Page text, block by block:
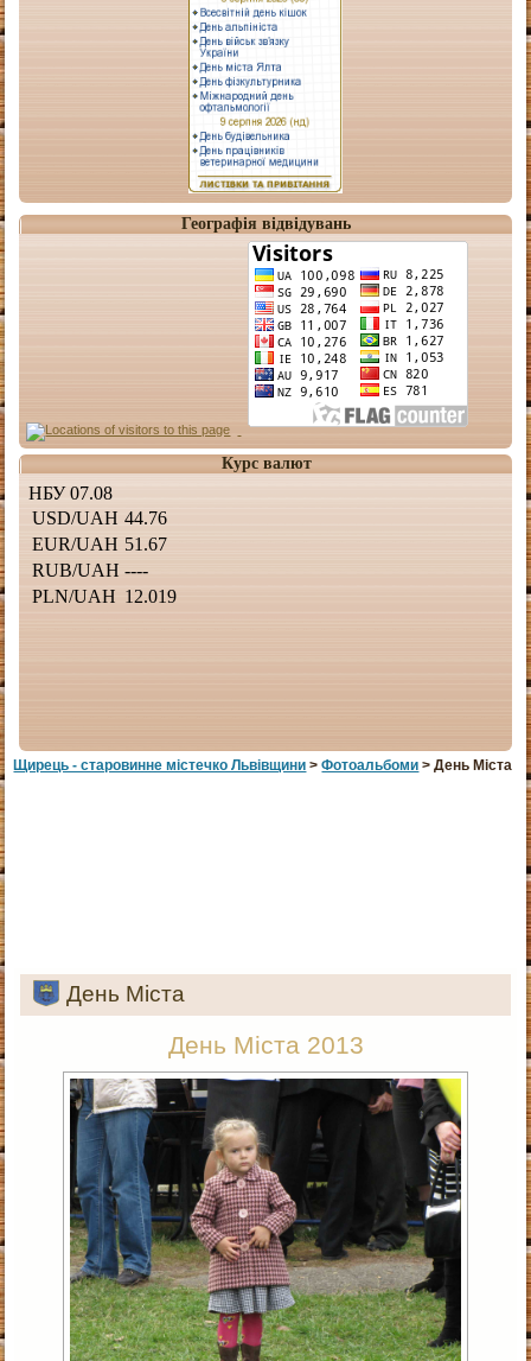
Географія відвідувань
Курс валют
Щирець - старовинне мiстечко Львiвщини >Фотоальбоми > День Міста
День Міста
День Міста 2013